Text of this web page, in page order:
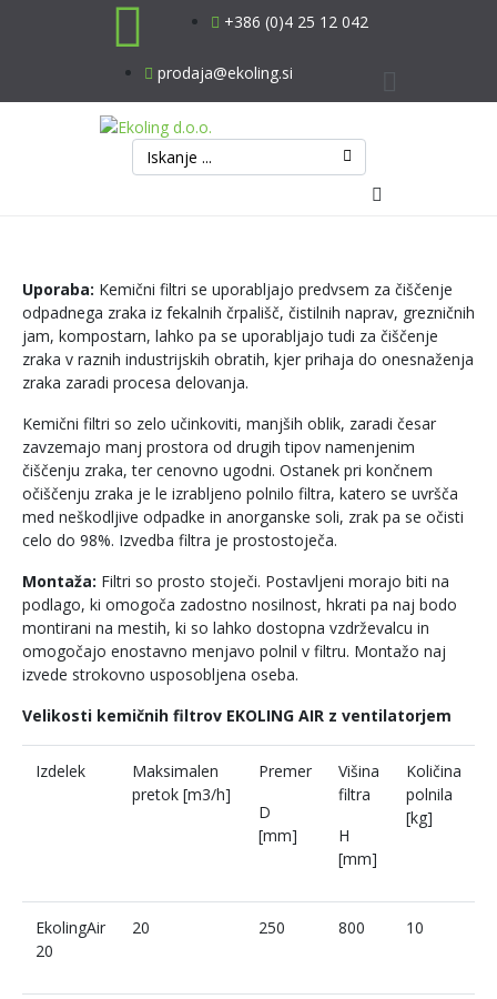
+386 (0)4 25 12 042
prodaja@ekoling.si
Padavinske
Industrijske
Vodovodni
Ostalo
Filtri
Novice
Uporaba: Kemični filtri se uporabljajo predvsem za čiščenje
odpadnega zraka iz fekalnih črpališč, čistilnih naprav, grezničnih
jam, kompostarn, lahko pa se uporabljajo tudi za čiščenje
zraka v raznih industrijskih obratih, kjer prihaja do onesnaženja
zraka zaradi procesa delovanja.
Kemični filtri so zelo učinkoviti, manjših oblik, zaradi česar
zavzemajo manj prostora od drugih tipov namenjenim
čiščenju zraka, ter cenovno ugodni. Ostanek pri končnem
očiščenju zraka je le izrabljeno polnilo filtra, katero se uvršča
med neškodljive odpadke in anorganske soli, zrak pa se očisti
celo do 98%. Izvedba filtra je prostostoječa.
Montaža: Filtri so prosto stoječi. Postavljeni morajo biti na
podlago, ki omogoča zadostno nosilnost, hkrati pa naj bodo
montirani na mestih, ki so lahko dostopna vzdrževalcu in
omogočajo enostavno menjavo polnil v filtru. Montažo naj
izvede strokovno usposobljena oseba.
Velikosti kemičnih filtrov EKOLING AIR z ventilatorjem
Izdelek
Maksimalen
pretok [m3/h]
Premer
D
[mm]
Višina
filtra
H
[mm]
Količina
polnila
[kg]
EkolingAir
20
20 250 800 10